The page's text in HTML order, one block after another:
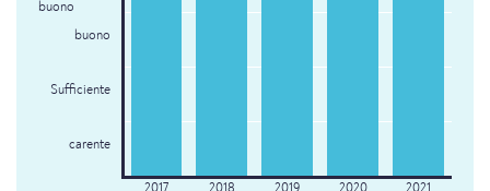
buono
buono
Sufficiente
carente